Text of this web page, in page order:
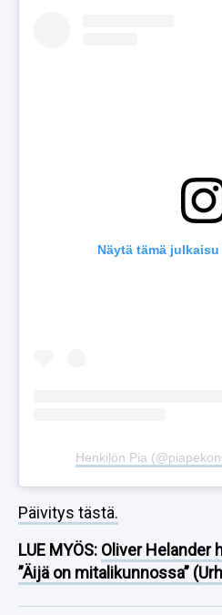
Näytä tämä
Henkilön Pia
Päivitys tästä.
LUE MYÖS: Oliver Helander
”Äijä on mitalikunnossa”